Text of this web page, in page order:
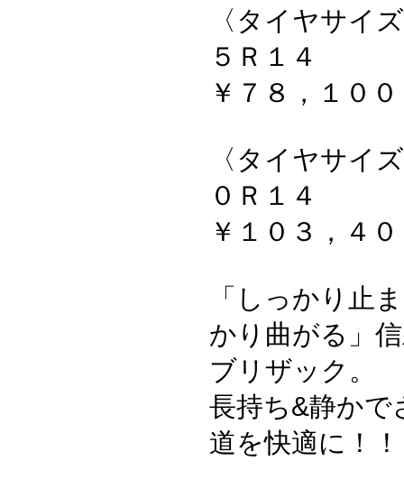
〈タイヤサイ
５Ｒ１４
￥７８，１０
〈タイヤサイ
０Ｒ１４
￥１０３，４
「しっかり止
かり曲がる」
ブリザック。
長持ち&静かで
道を快適に！！